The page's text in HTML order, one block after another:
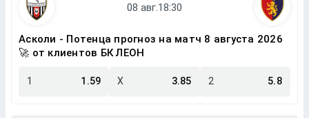
Асколи - Потенца прогноз на матч 8 августа 2026
🚀 от клиентов БК ЛЕОН
1 1.59 X 3.85 2 5.8